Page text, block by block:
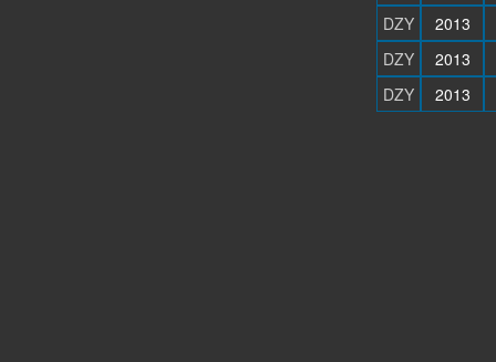
DZY
2013
DZY
2013
DZY
2013